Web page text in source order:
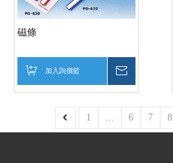
磁條
加入詢價籃
1 6 7 8